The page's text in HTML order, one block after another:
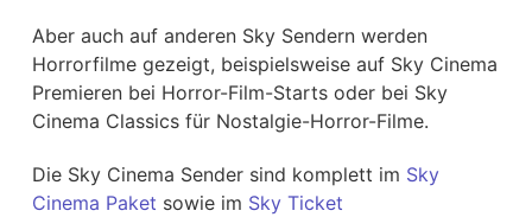
Aber auch auf anderen Sky Sendern werden
Horrorfilme gezeigt, beispielsweise auf Sky Cinema
Premieren bei Horror-Film-Starts oder bei Sky
Cinema Classics für Nostalgie-Horror-Filme.
Die Sky Cinema Sender sind komplett im Sky
Cinema Paket sowie im Sky Ticket